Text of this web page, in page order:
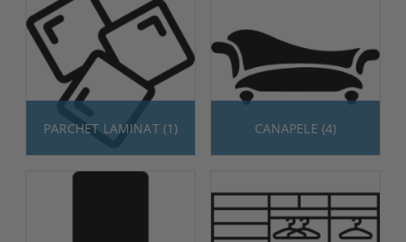
PARCHET LAMINAT (1) CANAPELE (4)